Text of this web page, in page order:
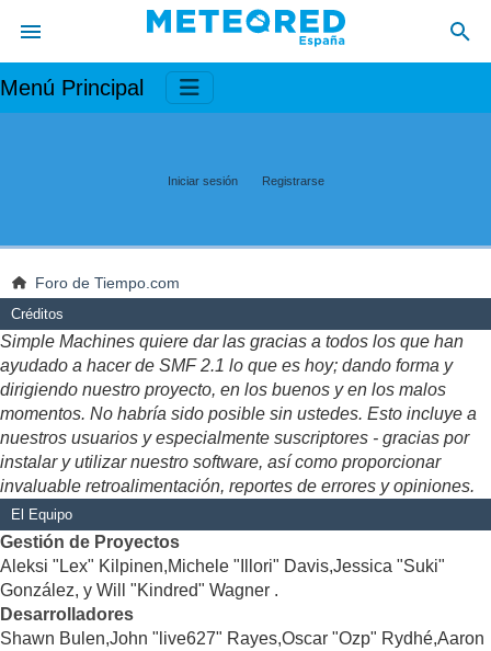
Menú Principal
Iniciar sesión Registrarse
Foro de Tiempo.com
Créditos
Simple Machines quiere dar las gracias a todos los que han
ayudado a hacer de SMF 2.1 lo que es hoy; dando forma y
dirigiendo nuestro proyecto, en los buenos y en los malos
momentos. No habría sido posible sin ustedes. Esto incluye a
nuestros usuarios y especialmente suscriptores - gracias por
instalar y utilizar nuestro software, así como proporcionar
invaluable retroalimentación, reportes de errores y opiniones.
El Equipo
Gestión de Proyectos
Aleksi "Lex" Kilpinen,Michele "Illori" Davis,Jessica "Suki"
González, y Will "Kindred" Wagner .
Desarrolladores
Shawn Bulen,John "live627" Rayes,Oscar "Ozp" Rydhé,Aaron